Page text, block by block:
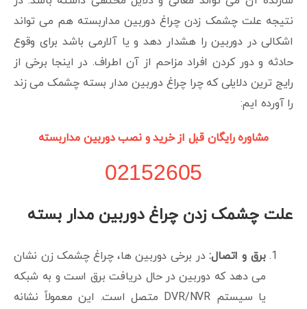
نتیجه علت چشمک زدن چراغ دوربین مداربسته هم می تواند
اشکالی در دوربین را هشدار دهد و یا آلارمی باشد برای وقوع
حادثه و دور کردن افراد مزاحم از آن اطراف. در اینجا برخی از
رایج ترین دلایلی که چرا چراغ دوربین مدار بسته چشمک می زند
را آورده ایم:
مشاوره رایگان قبل از خرید و نصب دوربین مداربسته
02152605
علت چشمک زدن چراغ دوربین مدار بسته
برق و اتصال:در برخی دوربین ها، چراغ چشمک زن نشان
می دهد که دوربین در حال دریافت برق است و به شبکه
یا سیستم DVR/NVR متصل است. این معمولاً نشانه